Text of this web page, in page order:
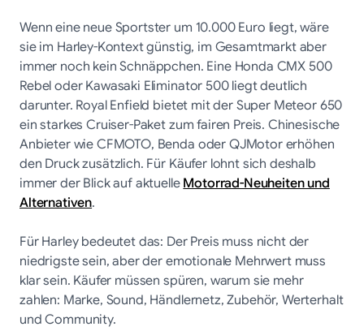
Wenn eine neue Sportster um 10.000 Euro liegt, wäre
sie im Harley-Kontext günstig, im Gesamtmarkt aber
immer noch kein Schnäppchen. Eine Honda CMX 500
Rebel oder Kawasaki Eliminator 500 liegt deutlich
darunter. Royal Enfield bietet mit der Super Meteor 650
ein starkes Cruiser-Paket zum fairen Preis. Chinesische
Anbieter wie CFMOTO, Benda oder QJMotor erhöhen
den Druck zusätzlich. Für Käufer lohnt sich deshalb
immer der Blick auf aktuelleMotorrad-Neuheiten und
Alternativen.
Für Harley bedeutet das: Der Preis muss nicht der
niedrigste sein, aber der emotionale Mehrwert muss
klar sein. Käufer müssen spüren, warum sie mehr
zahlen: Marke, Sound, Händlernetz, Zubehör, Werterhalt
und Community.